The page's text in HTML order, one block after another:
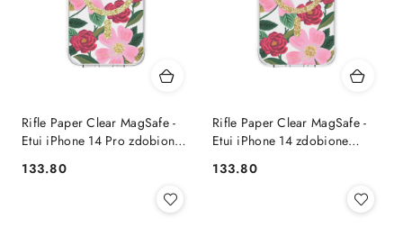
Rifle Paper Clear MagSafe -
Etui iPhone 14 Pro zdobione
Cena:
133.80
Rifle Paper Clear MagSafe -
Etui iPhone 14 zdobione
Cena:
133.80